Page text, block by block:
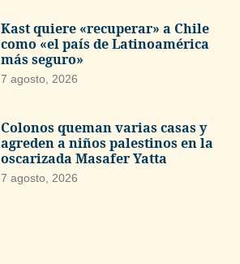
Kast quiere «recuperar» a Chile
como «el país de Latinoamérica
más seguro»
7 agosto, 2026
Colonos queman varias casas y
agreden a niños palestinos en la
oscarizada Masafer Yatta
7 agosto, 2026